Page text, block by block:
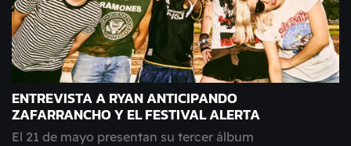
ENTREVISTA A RYAN ANTICIPANDO
ZAFARRANCHO Y EL FESTIVAL ALERTA
El 21 de mayo presentan su tercer álbum